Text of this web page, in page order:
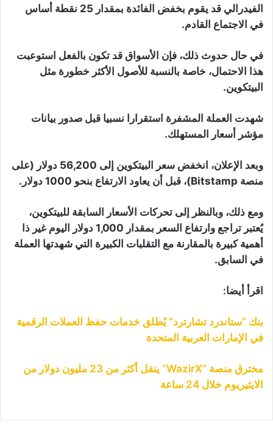
الفيدرالي قد يقوم بخفض الفائدة بمقدار 25 نقطة أساس
في الاجتماع القادم.
في حال حدوث ذلك، فإن الأسواق قد تكون بالفعل استوعبت
هذا الاحتمال، خاصة بالنسبة للأصول الأكثر خطورة مثل
البيتكوين.
شهدت العملة المشفرة استقرارا نسبيا قبل صدور بيانات
مؤشر أسعار المستهلك.
وبعد الإعلان، انخفض سعر البيتكوين إلى 56,200 دولار (على
منصة Bitstamp)، قبل أن يعاود الارتفاع بنحو 1000 دولار.
ومع ذلك، وبالنظر إلى تحركات الأسعار السابقة للبيتكوين،
يُعتبر تراجع وارتفاع السعر بمقدار 1,000 دولار اليوم غير ذا
أهمية كبيرة بالمقارنة مع التقلبات الكبيرة التي شهدتها العملة
في السابق.
اقرأ أيضا:
بنك “ستاندرد تشارترد” يُطلق خدمات حفظ العملات الرقمية
في الإمارات العربية المتحدة
مخترق منصة “WazirX” ينقل أكثر من 23 مليون دولار من
الايثيريوم خلال 24 ساعة